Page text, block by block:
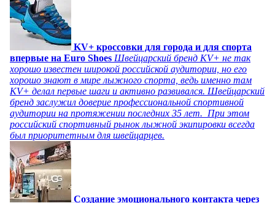
KV+ кроссовки для города и для спорта
впервые на Euro Shoes Швейцарский бренд KV+ не так
хорошо известен широкой российской аудитории, но его
хорошо знают в мире лыжного спорта, ведь именно там
KV+ делал первые шаги и активно развивался. Швейцарский
бренд заслужил доверие профессиональной спортивной
аудитории на протяжении последних 35 лет. При этом
российский спортивный рынок лыжной экипировки всегда
был приоритетным для швейцарцев.
Создание эмоционального контакта через